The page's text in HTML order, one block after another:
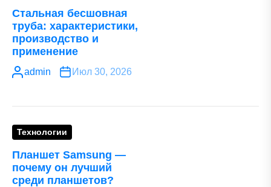
Стальная бесшовная
труба: характеристики,
производство и
применение
admin Июл 30, 2026
Технологии
Планшет Samsung —
почему он лучший
среди планшетов?